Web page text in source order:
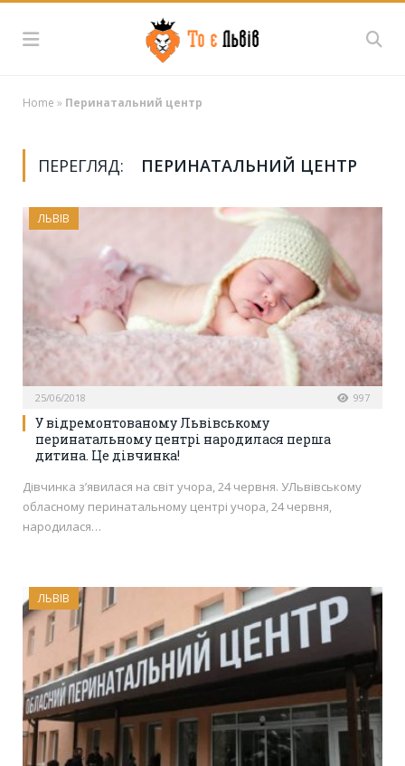
Home » Перинатальний центр
ПЕРЕГЛЯД: ПЕРИНАТАЛЬНИЙ ЦЕНТР
ЛЬВІВ
25/06/2018 997
У відремонтованому Львівському
перинатальному центрі народилася перша
дитина. Це дівчинка!
Дівчинка з’явилася на світ учора, 24 червня. УЛьвівському
обласному перинатальному центрі учора, 24 червня,
народилася…
ЛЬВІВ